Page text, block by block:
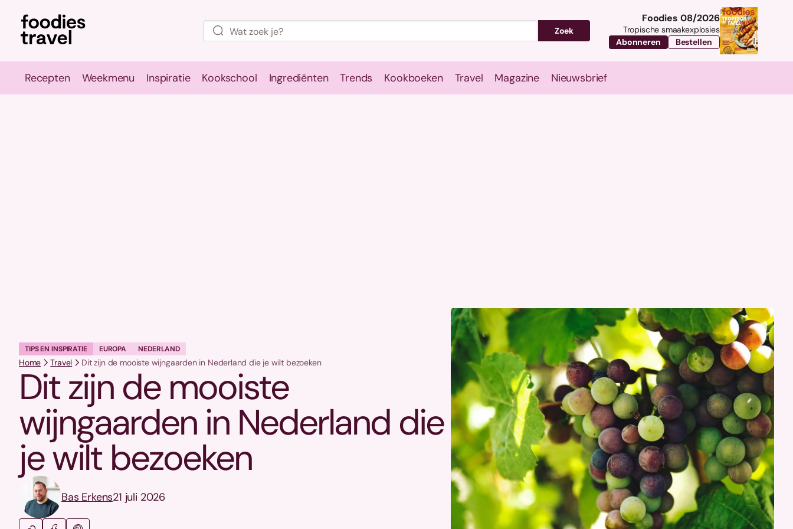
Zoek
Foodies 08/2026
Tropische smaakexplosies
Abonneren
Bestellen
Recepten Weekmenu Inspiratie Kookschool Ingrediënten Trends Kookboeken Travel Magazine Nieuwsbrief
TIPS EN INSPIRATIE EUROPA NEDERLAND
Home Travel Dit zijn de mooiste wijngaarden in Nederland die je wilt bezoeken
Dit zijn de mooiste
wijngaarden in Nederland die
je wilt bezoeken
Bas Erkens21 juli 2026